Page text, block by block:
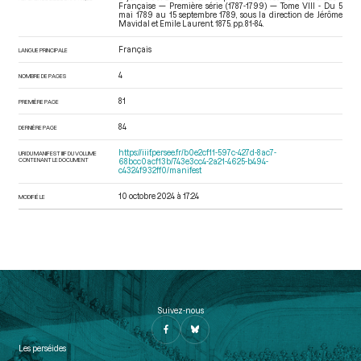
Française — Première série (1787-1799) — Tome VIII - Du 5
mai 1789 au 15 septembre 1789 , sous la direction de Jérôme
Mavidal et Emile Laurent. 1875. pp. 81-84.
LANGUE PRINCIPALE Français
NOMBRE DE PAGES 4
PREMIÈRE PAGE 81
DERNIÈRE PAGE 84
URI DU MANIFEST IIIF DU VOLUME
CONTENANT LE DOCUMENT
https://iiif.persee.fr/b0e2cf11-597c-427d-8ac7-
68bcc0acf13b/743e3cc4-2a21-4625-b494-
c4324f932ff0/manifest
MODIFIÉ LE 10 octobre 2024 à 17:24
Suivez-nous
Les perséides